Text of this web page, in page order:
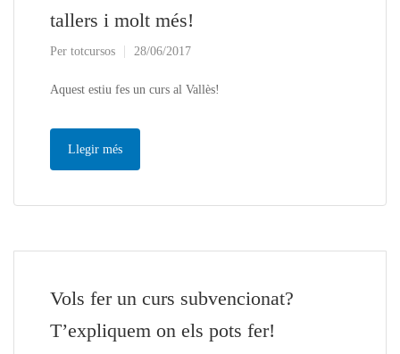
tallers i molt més!
Per totcursos 28/06/2017
Aquest estiu fes un curs al Vallès!
Llegir més
Vols fer un curs subvencionat?
T’expliquem on els pots fer!